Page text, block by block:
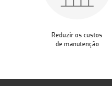
Reduzir os custos
de manutenção